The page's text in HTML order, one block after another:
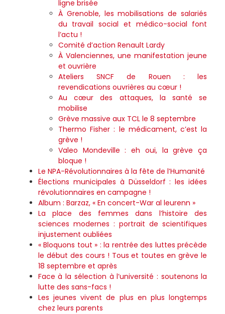
ligne brisée
À Grenoble, les mobilisations de salariés
du travail social et médico-social font
l’actu !
Comité d’action Renault Lardy
À Valenciennes, une manifestation jeune
et ouvrière
Ateliers SNCF de Rouen : les
revendications ouvrières au cœur !
Au cœur des attaques, la santé se
mobilise
Grève massive aux TCL le 8 septembre
Thermo Fisher : le médicament, c’est la
grève !
Valeo Mondeville : eh oui, la grève ça
bloque !
Le NPA-Révolutionnaires à la fête de l’Humanité
Élections municipales à Düsseldorf : les idées
révolutionnaires en campagne !
Album : Barzaz, « En concert-War al leurenn »
La place des femmes dans l’histoire des
sciences modernes : portrait de scientifiques
injustement oubliées
« Bloquons tout » : la rentrée des luttes précède
le début des cours ! Tous et toutes en grève le
18 septembre et après
Face à la sélection à l’université : soutenons la
lutte des sans-facs !
Les jeunes vivent de plus en plus longtemps
chez leurs parents